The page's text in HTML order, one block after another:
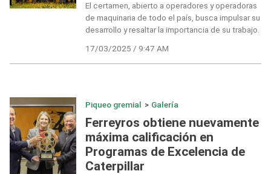
El certamen, abierto a operadores y operadoras
de maquinaria de todo el país, busca impulsar su
desarrollo y resaltar la importancia de su trabajo.
17/03/2025 / 9:47 AM
Piqueo gremial > Galería
Ferreyros obtiene nuevamente
máxima calificación en
Programas de Excelencia de
Caterpillar